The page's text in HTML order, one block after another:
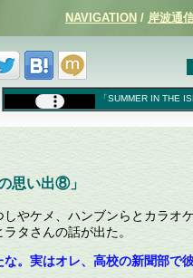
NAVIGATION / 岸波通
「SUMMER IN THE
思い出⑧」
やケメ、ハンブンらとカラオ
タさんの話が出た。
。実はオレ、高校の新聞部で